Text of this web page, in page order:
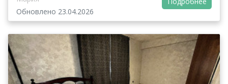
Обновлено 23.04.2026